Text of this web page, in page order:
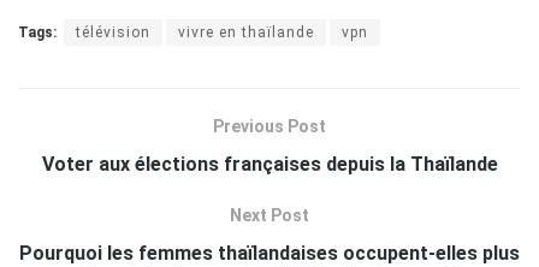
Tags: télévision vivre en thaïlande vpn
Previous Post
Voter aux élections françaises depuis la Thaïlande
Next Post
Pourquoi les femmes thaïlandaises occupent-elles plus